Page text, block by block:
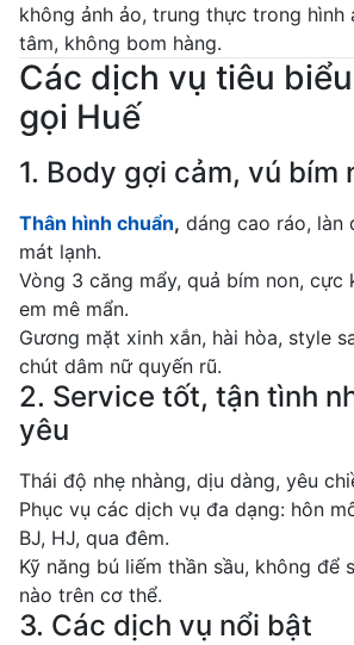
không ảnh ảo, trung thực trong hình
tâm, không bom hàng.
Các dịch vụ tiêu
gọi Huế
1. Body gợi cảm, vú bím
Thân hình chuẩn, dáng cao ráo, làn
mát lạnh.
Vòng 3 căng mẩy, quả bím non, cực
em mê mẩn.
Gương mặt xinh xắn, hài hòa, style
chút dâm nữ quyến rũ.
2. Service tốt, tận tình
yêu
Thái độ nhẹ nhàng, dịu dàng, yêu
Phục vụ các dịch vụ đa dạng: hôn
BJ, HJ, qua đêm.
Kỹ năng bú liếm thần sầu, không để
nào trên cơ thể.
3. Các dịch vụ nổi bật